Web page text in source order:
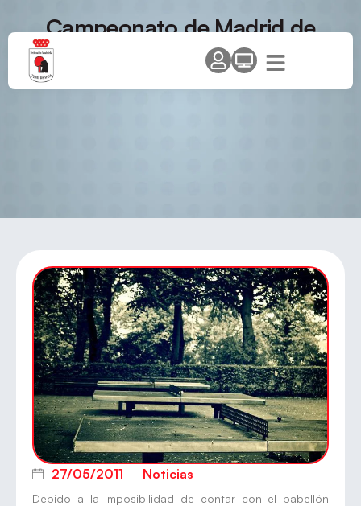
Campeonato de Madrid de
Dobles y Dobles Mixtos –
Última Hora
27/05/2011 Noticias
Debido a la imposibilidad de contar con el pabellón